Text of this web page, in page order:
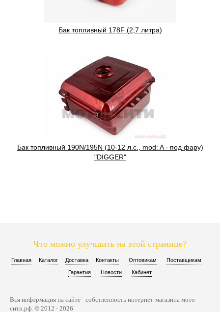
Бак топливный 178F (2,7 литра)
Бак топливный 190N/195N (10-12 л.с., mod: A - под фару)
"DIGGER"
Что можно улучшить на этой странице?
Главная Каталог Доставка Контакты Оптовикам Поставщикам
Гарантия Новости Кабинет
Вся информация на сайте - собственность интернет-магазина мото-
сити.рф. © 2012 - 2026